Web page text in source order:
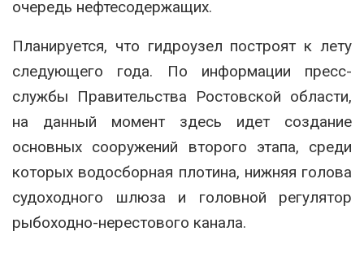
очередь нефтесодержащих.
Планируется, что гидроузел построят к лету
следующего года. По информации пресс-
службы Правительства Ростовской области,
на данный момент здесь идет создание
основных сооружений второго этапа, среди
которых водосборная плотина, нижняя голова
судоходного шлюза и головной регулятор
рыбоходно-нерестового канала.